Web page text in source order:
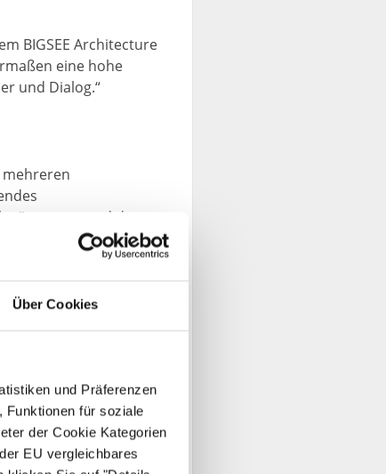
Über Cookies
und Präferenzen
Funktionen für soziale
der Cookie Kategorien
EU vergleichbares
BIGSEE Architecture
eine hohe
und Dialog.“
und der
dem Modell der
gereinigt und
BIGSEE
das